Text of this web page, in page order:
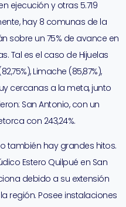
ejecución y otras 5.719
hay 8 comunas de la
sobre un 75% de avance en
Tal es el caso de Hijuelas
Limache (85,87%),
cercanas a la meta, junto
San Antonio, con un
con 243,24%.
también hay grandes hitos.
Estero Quilpué en San
debido a su extensión
región. Posee instalaciones